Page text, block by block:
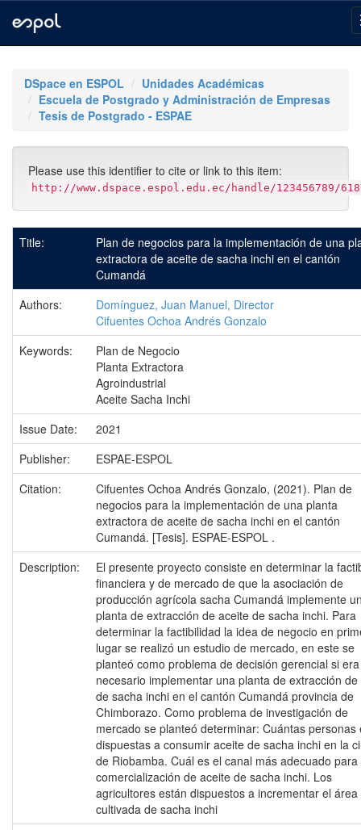
navigationDSpace en ESPOL
Unidades Académicas
Escuela de Postgrado y Administración de Empresas
Tesis de Postgrado - ESPAE
Please use this identifier to cite or link to this item:
http://www.dspace.espol.edu.ec/handle/123456789/
Title:
Plan de negocios para la implementación de una
extractora de aceite de sacha inchi en el cantón
Cumandá
Authors:
Domínguez, Juan Manuel, Director
Cifuentes Ochoa Andrés Gonzalo
Keywords:
Plan de Negocio
Planta Extractora
Agroindustrial
Aceite Sacha Inchi
Issue Date:
2021
Publisher:
ESPAE-ESPOL
Citation:
Cifuentes Ochoa Andrés Gonzalo, (2021). Plan de
negocios para la implementación de una planta
extractora de aceite de sacha inchi en el cantón
Cumandá. [Tesis]. ESPAE-ESPOL .
Description:
El presente proyecto consiste en determinar la
financiera y de mercado de que la asociación de
producción agrícola sacha Cumandá implemente
planta de extracción de aceite de sacha inchi. Para
determinar la factibilidad la idea de negocio en
lugar se realizó un estudio de mercado, en este se
planteó como problema de decisión gerencial si era
necesario implementar una planta de extracción de
de sacha inchi en el cantón Cumandá provincia de
Chimborazo. Como problema de investigación de
mercado se planteó determinar: Cuántas personas
dispuestas a consumir aceite de sacha inchi en la
de Riobamba. Cuál es el canal más adecuado para
comercialización de aceite de sacha inchi. Los
agricultores están dispuestos a incrementar el área
cultivada de sacha inchi